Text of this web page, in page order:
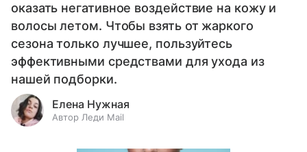
оказать негативное воздействие на кожу и
волосы летом. Чтобы взять от жаркого
сезона только лучшее, пользуйтесь
эффективными средствами для ухода из
нашей подборки.
Елена Нужная
Автор Леди Mail